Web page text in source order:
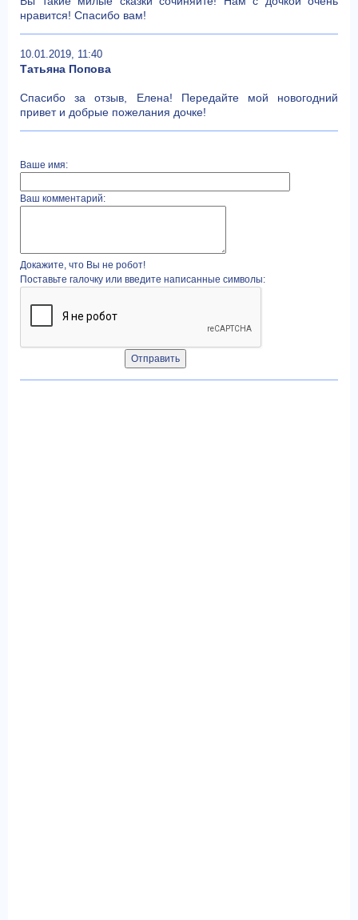
нравится! Спасибо вам!
10.01.2019, 11:40
Татьяна Попова
Спасибо за отзыв, Елена! Передайте мой новогодний
привет и добрые пожелания дочке!
Ваше имя:
Ваш комментарий:
Докажите, что Вы не робот!
Поставьте галочку или введите написанные символы: